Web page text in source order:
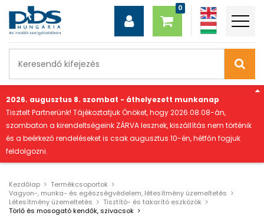
2026. augusztus 8. szombat - áthelyezett munkanap
Tisztelt Partnerünk! Tájékoztatjuk Önöket, hogy 2026.08.08-án,
szombaton a kirendeltségeink ZÁRVA lesznek, kiszállítás nem történik
és a beérkező rendeléseket is csak augusztus 10-én, hétfőn fogjuk
feldolgozni.
Kezdőlap
Termékcsoportok
Vagyon-, munka- és egészségvédelem, létesítmény üzemeltetés
Létesítmény üzemeltetés
Tisztító- és takarító eszközök
Törlő és mosogató kendők, szivacsok